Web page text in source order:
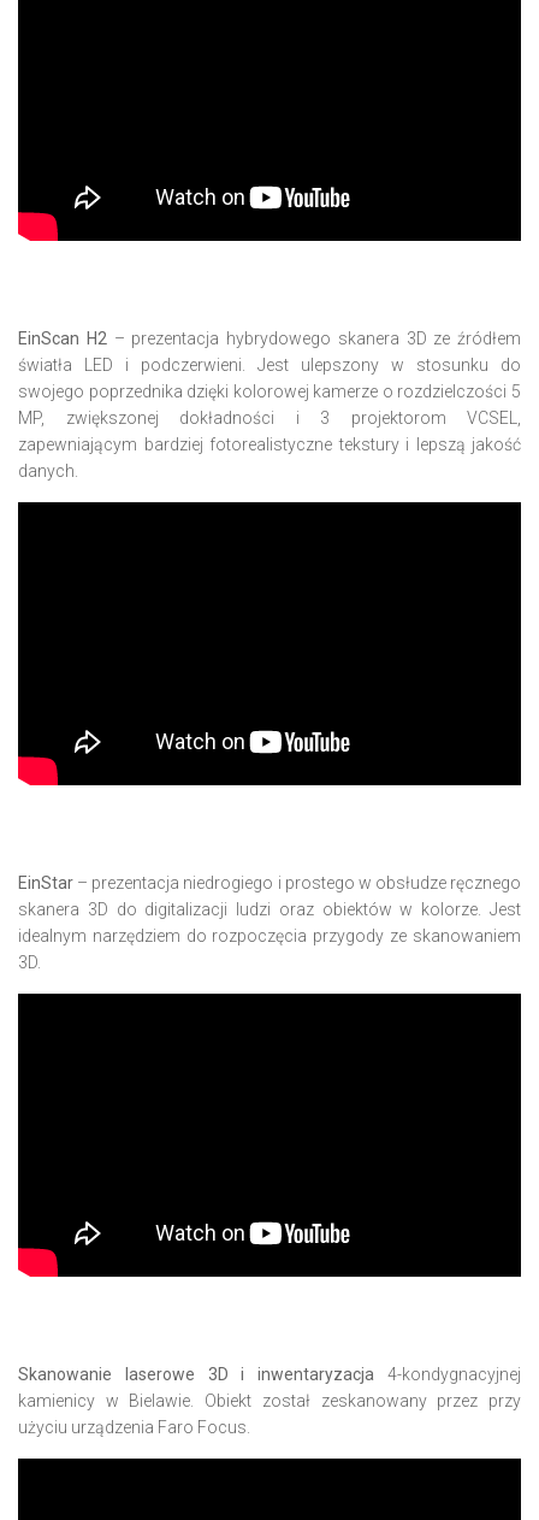
EinScan H2 – prezentacja hybrydowego skanera 3D ze źródłem
światła LED i podczerwieni. Jest ulepszony w stosunku do
swojego poprzednika dzięki kolorowej kamerze o rozdzielczości 5
MP, zwiększonej dokładności i 3 projektorom VCSEL,
zapewniającym bardziej fotorealistyczne tekstury i lepszą jakość
danych.
EinStar – prezentacja niedrogiego i prostego w obsłudze ręcznego
skanera 3D do digitalizacji ludzi oraz obiektów w kolorze. Jest
idealnym narzędziem do rozpoczęcia przygody ze skanowaniem
3D.
Skanowanie laserowe 3D i inwentaryzacja 4-kondygnacyjnej
kamienicy w Bielawie . Obiekt został zeskanowany przez przy
użyciu urządzenia Faro Focus.